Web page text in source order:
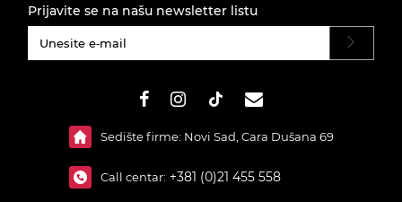
Prijavite se na našu newsletter listu
Sedište firme: Novi Sad, Cara Dušana 69
Call centar: +381 (0)21 455 558